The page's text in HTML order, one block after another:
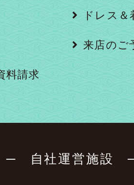
ドレス＆
来店のご
料請求
─ 自社運営施設